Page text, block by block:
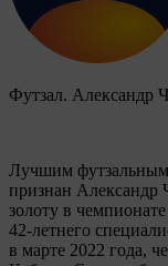
Футзал. Александр
Лучшим футзальным
признан
золоту в
42-летнего
в марте 2022 года,